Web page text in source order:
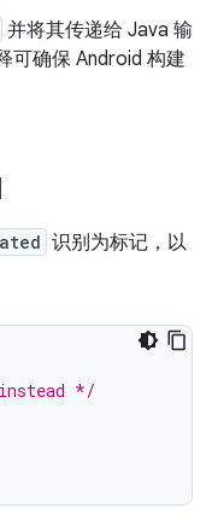
并将其传递给 Java 输
可确保 Android 构建
识别为标记，以
*/